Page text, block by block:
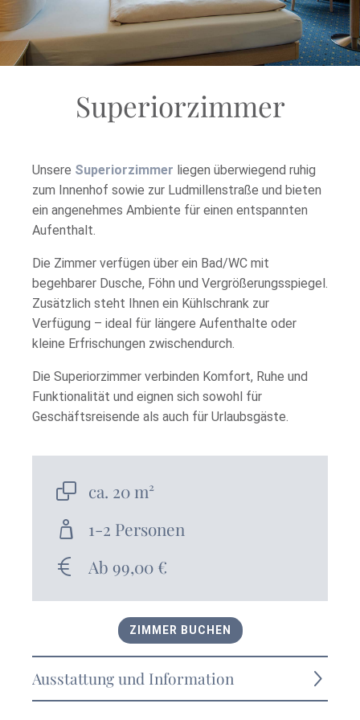
Mitarbeitern mit Herz
Fitness Studio im Haus
Sauna
Superiorzimmer
Unsere Superiorzimmer liegen überwiegend ruhig
zum Innenhof sowie zur Ludmillenstraße und bieten
ein angenehmes Ambiente für einen entspannten
Aufenthalt.
Die Zimmer verfügen über ein Bad/WC mit
begehbarer Dusche, Föhn und Vergrößerungsspiegel.
Zusätzlich steht Ihnen ein Kühlschrank zur
Verfügung – ideal für längere Aufenthalte oder
kleine Erfrischungen zwischendurch.
Die Superiorzimmer verbinden Komfort, Ruhe und
Funktionalität und eignen sich sowohl für
Geschäftsreisende als auch für Urlaubsgäste.
ca. 20 m²
1-2 Personen
Ab 99,00 €
ZIMMER BUCHEN
Ausstattung und Information